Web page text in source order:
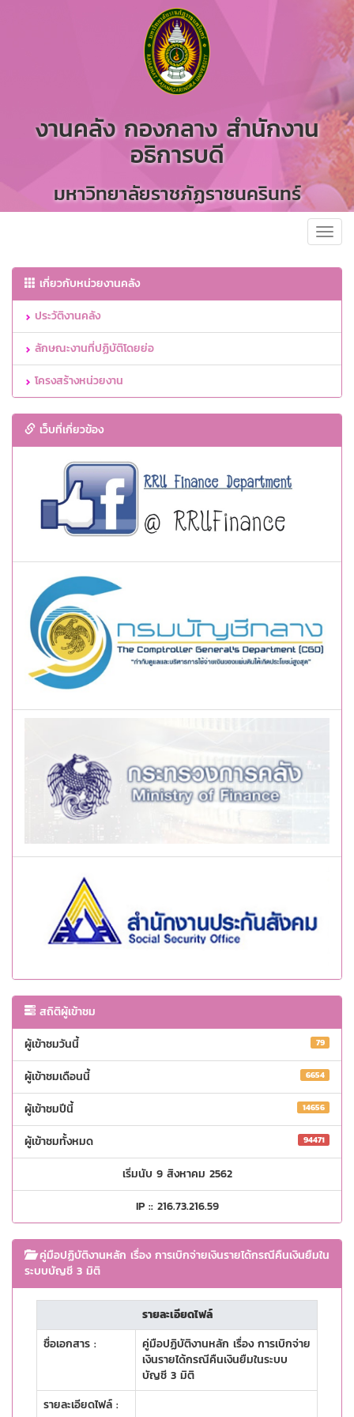
งานคลัง กองกลาง สำนักงาน
อธิการบดี
มหาวิทยาลัยราชภัฏราชนครินทร์
เกี่ยวกับหน่วยงานคลัง
ประวัติงานคลัง
ลักษณะงานที่ปฏิบัติโดยย่อ
โครงสร้างหน่วยงาน
เว็บที่เกี่ยวข้อง
สถิติผู้เข้าชม
ผู้เข้าชมวันนี้
79
ผู้เข้าชมเดือนนี้ 6654
ผู้เข้าชมปีนี้ 14656
ผู้เข้าชมทั้งหมด 94471
เริ่มนับ 9 สิงหาคม 2562
IP :: 216.73.216.59
คู่มือปฏิบัติงานหลัก เรื่อง การเบิกจ่ายเงินรายได้กรณีคืนเงินยืมใน
ระบบบัญชี 3 มิติ
รายละเอียดไฟล์
ชื่อเอกสาร :
คู่มือปฏิบัติงานหลัก เรื่อง การเบิกจ่าย
เงินรายได้กรณีคืนเงินยืมในระบบ
บัญชี 3 มิติ
รายละเอียดไฟล์ :